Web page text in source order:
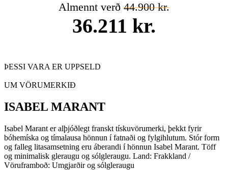
Almennt verð 44.900 kr.
36.211 kr.
ÞESSI VARA ER UPPSELD
UM VÖRUMERKIÐ
ISABEL MARANT
Isabel Marant er alþjóðlegt franskt tískuvörumerki, þekkt fyrir
bóhemíska og tímalausa hönnun í fatnaði og fylgihlutum. Stór form
og falleg litasamsetning eru áberandi í hönnun Isabel Marant. Töff
og minimalisk gleraugu og sólgleraugu. Land: Frakkland /
Vöruframboð: Umgjarðir og sólgleraugu